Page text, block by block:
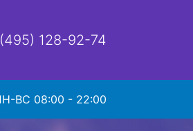
128-92-74
ВС 08:00 - 22:00